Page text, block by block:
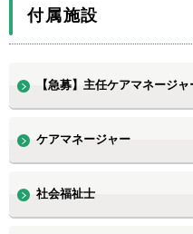
付属施設
【急募】主任ケアマネージャ
ケアマネージャー
社会福祉士